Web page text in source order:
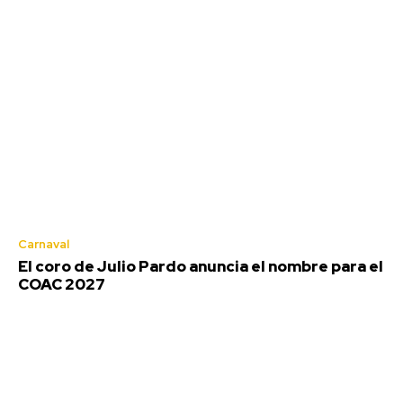
Ayuntamiento de Jerez de la Frontera (Cádiz), Jaime...
El coro de Julio Pardo anuncia el nombre para el
Carnaval
El coro de Julio Pardo anuncia el nombre para el
COAC 2027